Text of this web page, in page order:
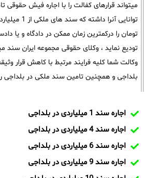
میتواند قرارهای کفالت را با اجاره فیش حقوقی
تومان را درکمترین زمان ممکن در دادگاه و یا
تودیع نماید ، وکلای حقوقی مجموعه ایران
وکالت شما کلیه فرایند مرتبط با کاهش قرار
بلداجی و همچنین تامین سند ملکی در بلداجی
اجاره سند 1 میلیاردی در بلداجی
اجاره سند 4 میلیاردی در بلداجی
اجاره سند 6 میلیاردی در بلداجی
اجاره سند 9 میلیاردی در بلداجی